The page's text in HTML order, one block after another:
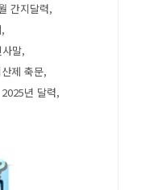
간지달력
말
제 축문
2025년 달력